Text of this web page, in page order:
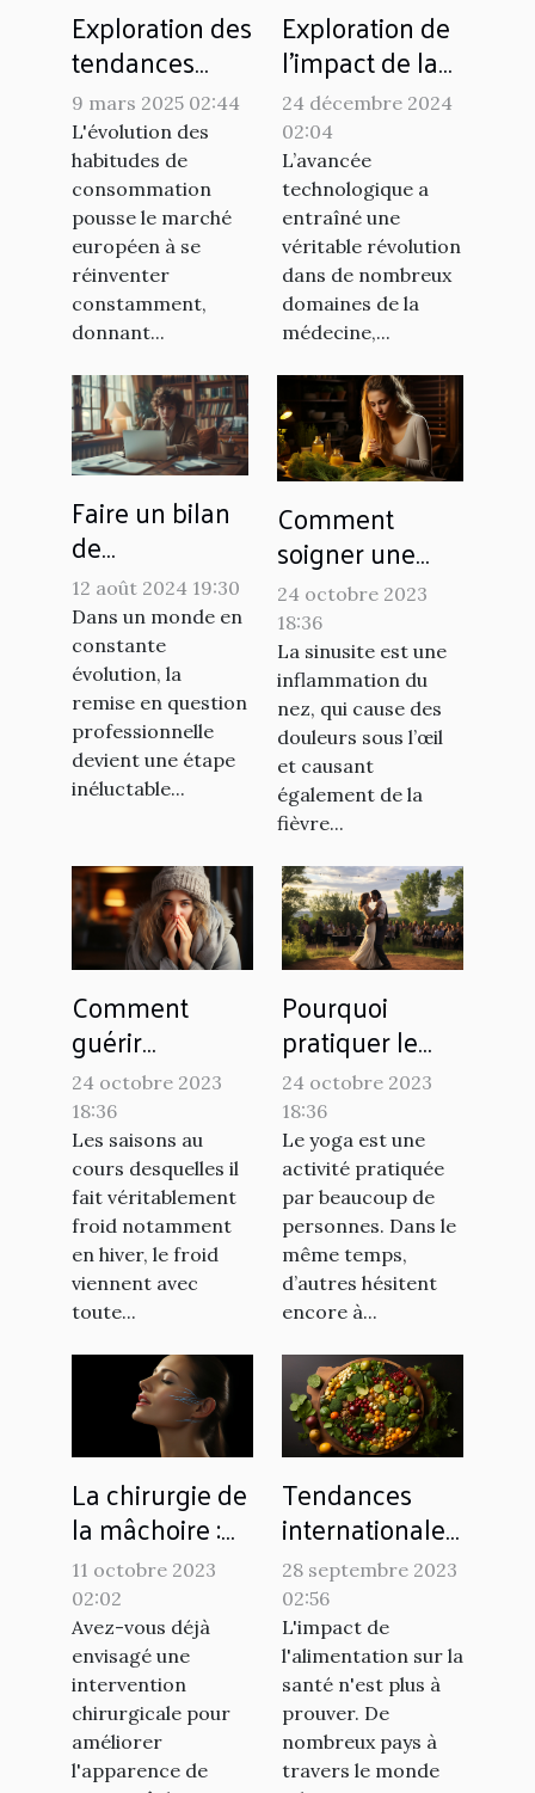
Exploration des
tendances
actuelles du
marché du
snus sans
tabac en
Europe
9 mars 2025 02:44
L'évolution des
habitudes de
consommation
pousse le marché
européen à se
réinventer
constamment,
donnant...
Exploration de
l'impact de la
fusion des
technologies
dans
l'orthopédie et
la podologie
24 décembre 2024
02:04
L’avancée
technologique a
entraîné une
véritable révolution
dans de nombreux
domaines de la
médecine,...
Faire un bilan
de
compétences
à distance :
processus et
avantages
12 août 2024 19:30
Dans un monde en
constante
évolution, la
remise en question
professionnelle
devient une étape
inéluctable...
Comment
soigner une
sinusite
naturellement ?
24 octobre 2023
18:36
La sinusite est une
inflammation du
nez, qui cause des
douleurs sous l’œil
et causant
également de la
fièvre...
Comment
guérir
rapidement la
grippe chez
soi ?
24 octobre 2023
18:36
Les saisons au
cours desquelles il
fait véritablement
froid notamment
en hiver, le froid
viennent avec
toute...
Pourquoi
pratiquer le
yoga ?
24 octobre 2023
18:36
Le yoga est une
activité pratiquée
par beaucoup de
personnes. Dans le
même temps,
d’autres hésitent
encore à...
La chirurgie de
la mâchoire :
une alternative
au
renforcement
naturel ?
11 octobre 2023
02:02
Avez-vous déjà
envisagé une
intervention
chirurgicale pour
améliorer
l'apparence de
Tendances
internationales
: comment
différents pays
utilisent
l'alimentation
pour lutter
contre les
maladies
28 septembre 2023
02:56
L'impact de
l'alimentation sur la
santé n'est plus à
prouver. De
nombreux pays à
travers le monde